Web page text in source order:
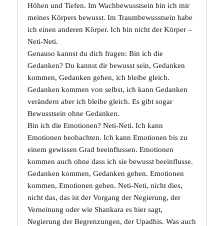
Höhen und Tiefen. Im Wachbewusstsein bin ich mir
meines Körpers bewusst. Im Traumbewusstsein habe
ich einen anderen Körper. Ich bin nicht der Körper –
Neti-Neti.
Genauso kannst du dich fragen: Bin ich die
Gedanken? Du kannst dir bewusst sein, Gedanken
kommen, Gedanken gehen, ich bleibe gleich.
Gedanken kommen von selbst, ich kann Gedanken
verändern aber ich bleibe gleich. Es gibt sogar
Bewusstsein ohne Gedanken.
Bin ich die Emotionen? Neti-Neti. Ich kann
Emotionen beobachten. Ich kann Emotionen bis zu
einem gewissen Grad beeinflussen. Emotionen
kommen auch ohne dass ich sie bewusst beeinflusse.
Gedanken kommen, Gedanken gehen. Emotionen
kommen, Emotionen gehen. Neti-Neti, nicht dies,
nicht das, das ist der Vorgang der Negierung, der
Verneinung oder wie Shankara es hier sagt,
Negierung der Begrenzungen, der Upadhis. Was auch